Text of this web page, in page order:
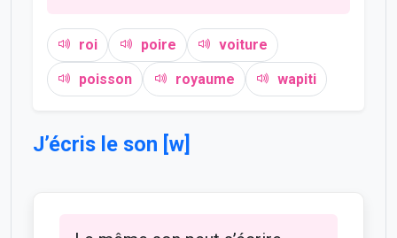
roi poire voiture
poisson royaume wapiti
J’écris le son [w]